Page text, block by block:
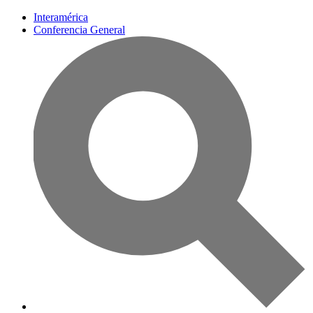
Interamérica
Conferencia General